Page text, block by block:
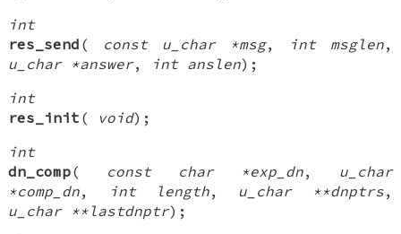
int
res_send ( const u_char *msg, int msglen,
u_char *answer, int anslen);
int
res_init ( void);
int
dn_comp( const char *exp_dn, u_char
*comp_dn, int length, u_char **dnptrs,
u_char **lastdnptr);